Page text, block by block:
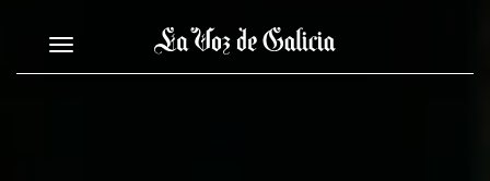
Toggle navigation